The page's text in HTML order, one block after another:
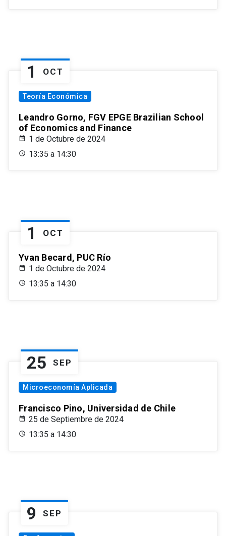
1 OCT
Teoría Económica
Leandro Gorno, FGV EPGE Brazilian School
of Economics and Finance
1 de Octubre de 2024
13:35 a 14:30
1 OCT
Yvan Becard, PUC Río
1 de Octubre de 2024
13:35 a 14:30
25 SEP
Microeconomía Aplicada
Francisco Pino, Universidad de Chile
25 de Septiembre de 2024
13:35 a 14:30
9 SEP